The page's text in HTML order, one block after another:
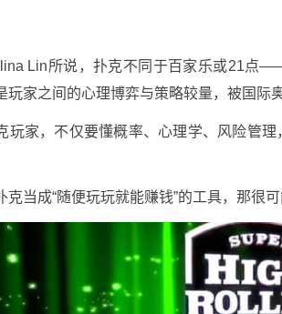
Lin所说，扑克不同于百家乐或21点
玩家之间的心理博弈与策略较量，被国际
玩家，不仅要懂概率、心理学、风险管
克当成“随便玩玩就能赚钱”的工具，那很可